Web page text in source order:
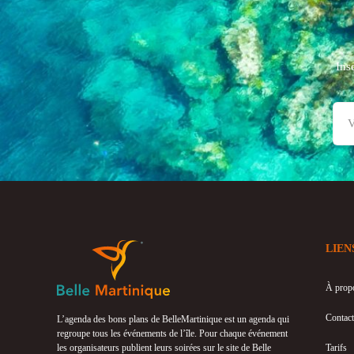
L’agenda des bons plans de BelleMartinique est un agenda qui
regroupe tous les événements de l’île. Pour chaque événement
les organisateurs publient leurs soirées sur le site de Belle
À
Contact
Tarifs